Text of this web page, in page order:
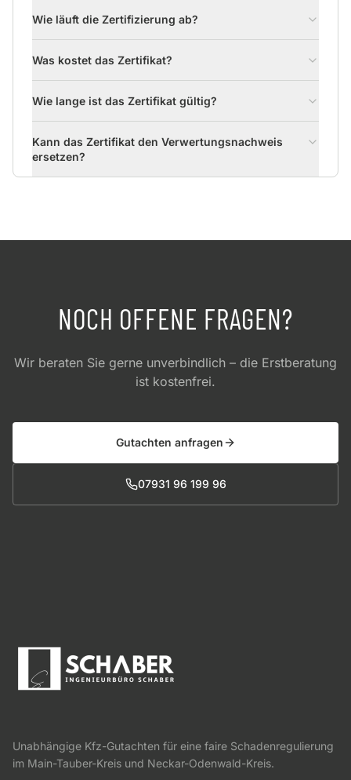
Wie läuft die Zertifizierung ab?
Was kostet das Zertifikat?
Wie lange ist das Zertifikat gültig?
Kann das Zertifikat den Verwertungsnachweis
ersetzen?
NOCH OFFENE FRAGEN?
Wir beraten Sie gerne unverbindlich – die Erstberatung
ist kostenfrei.
Gutachten anfragen
07931 96 199 96
Unabhängige Kfz-Gutachten für eine faire Schadenregulierung
im Main-Tauber-Kreis und Neckar-Odenwald-Kreis.